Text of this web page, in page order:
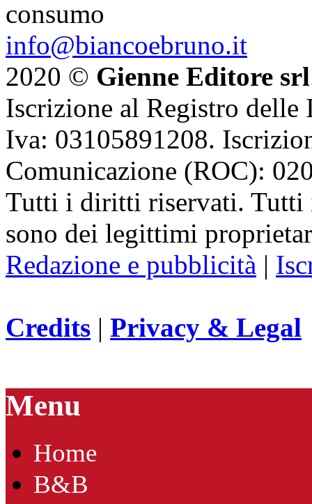
consumo
info@biancoebruno.it
2020 © Gienne Editore srl
Iscrizione al Registro delle
Iva: 03105891208.
Comunicazione (ROC):
Tutti i diritti riservati. Tutti
sono dei legittimi
Redazione e pubblicità |
Credits | Privacy & Legal
Menu
Home
B&B